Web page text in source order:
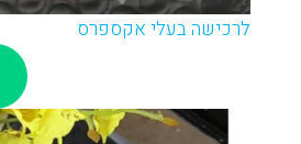
לרכישה בעלי אקספרס